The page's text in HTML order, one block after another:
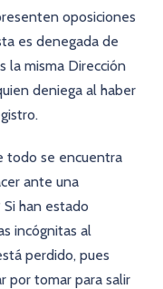
oposiciones
es denegada de
la misma Dirección
deniega al haber
todo se encuentra
ante una
han estado
incógnitas al
perdido, pues
por tomar para salir